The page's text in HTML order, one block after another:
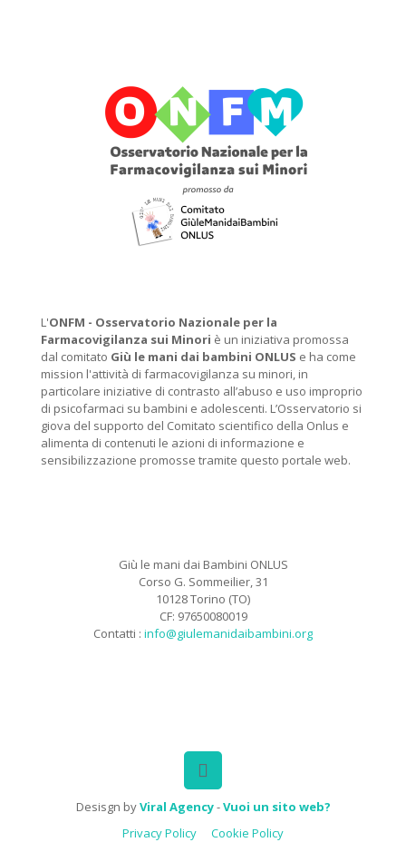
L'ONFM - Osservatorio Nazionale per la
Farmacovigilanza sui Minori è un iniziativa promossa
dal comitato Giù le mani dai bambini ONLUS e ha come
mission l'attività di farmacovigilanza su minori, in
particolare iniziative di contrasto all’abuso e uso improprio
di psicofarmaci su bambini e adolescenti. L’Osservatorio si
giova del supporto del Comitato scientifico della Onlus e
alimenta di contenuti le azioni di informazione e
sensibilizzazione promosse tramite questo portale web.
Giù le mani dai Bambini ONLUS
Corso G. Sommeilier, 31
10128 Torino (TO)
CF: 97650080019
Contatti : info@giulemanidaibambini.org
Desisgn byViral Agency-Vuoi un sito web?
Privacy Policy
Cookie Policy